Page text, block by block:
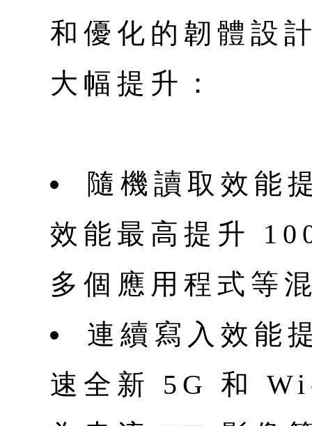
和優化的韌體設
大幅提升：
隨機讀取效能
效能最高提升
多個應用程式等
連續寫入效能
速全新 5G 和